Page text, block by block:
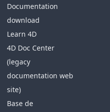
Documentation
download
Learn 4D
4D Doc Center
(legacy
documentation web
site)
Base de